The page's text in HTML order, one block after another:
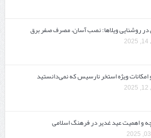
در روشنایی ویلاها: نصب آسان، مصرف صفر برق
امکانات ویژه استخر نارسیس که نمی‌دانستید
و اهمیت عید غدیر در فرهنگ اسلامی